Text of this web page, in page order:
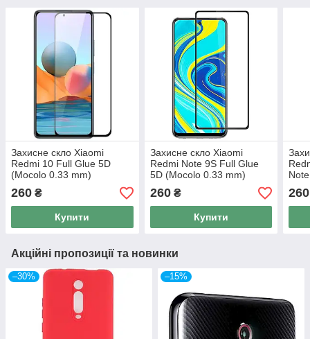
Захисне скло Xiaomi
Redmi 10 Full Glue 5D
(Mocolo 0.33 mm)
260 ₴
Купити
Захисне скло Xiaomi
Redmi Note 9S Full Glue
5D (Mocolo 0.33 mm)
260₴
Купити
260
Акційні пропозиції та новинки
–30% –15%